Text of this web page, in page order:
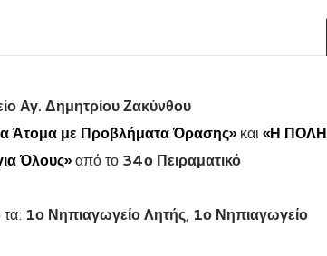
Αγ. Δημητρίου Ζακύνθου
Άτομα με Προβλήματα Όρασης» και «Η ΠΟΛΗ
Όλους»από το 34ο Πειραματικό
1ο Νηπιαγωγείο Λητής 1ο Νηπιαγωγείο